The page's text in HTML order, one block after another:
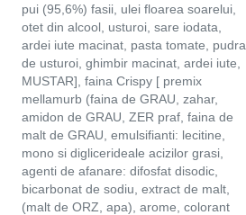
pui (95,6%) fasii, ulei floarea soarelui,
otet din alcool, usturoi, sare iodata,
ardei iute macinat, pasta tomate, pudra
de usturoi, ghimbir macinat, ardei iute,
MUSTAR], faina Crispy [ premix
mellamurb (faina de GRAU, zahar,
amidon de GRAU, ZER praf, faina de
malt de GRAU, emulsifianti: lecitine,
mono si diglicerideale acizilor grasi,
agenti de afanare: difosfat disodic,
bicarbonat de sodiu, extract de malt,
(malt de ORZ, apa), arome, colorant